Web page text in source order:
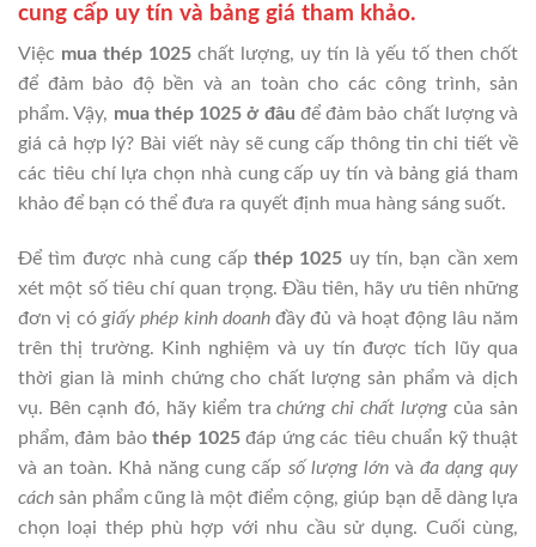
cung cấp uy tín và bảng giá tham khảo.
Việc mua thép 1025 chất lượng, uy tín là yếu tố then chốt
để đảm bảo độ bền và an toàn cho các công trình, sản
phẩm. Vậy, mua thép 1025 ở đâu để đảm bảo chất lượng và
giá cả hợp lý? Bài viết này sẽ cung cấp thông tin chi tiết về
các tiêu chí lựa chọn nhà cung cấp uy tín và bảng giá tham
khảo để bạn có thể đưa ra quyết định mua hàng sáng suốt.
Để tìm được nhà cung cấp thép 1025 uy tín, bạn cần xem
xét một số tiêu chí quan trọng. Đầu tiên, hãy ưu tiên những
đơn vị có giấy phép kinh doanhđầy đủ và hoạt động lâu năm
trên thị trường. Kinh nghiệm và uy tín được tích lũy qua
thời gian là minh chứng cho chất lượng sản phẩm và dịch
vụ. Bên cạnh đó, hãy kiểm trachứng chỉ chất lượng của sản
phẩm, đảm bảothép 1025đáp ứng các tiêu chuẩn kỹ thuật
và an toàn. Khả năng cung cấp số lượng lớnvà đa dạng quy
cách sản phẩm cũng là một điểm cộng, giúp bạn dễ dàng lựa
chọn loại thép phù hợp với nhu cầu sử dụng. Cuối cùng,